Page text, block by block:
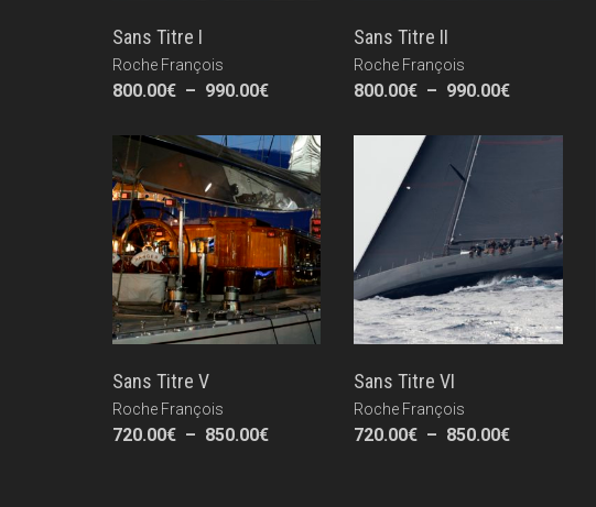
Sans Titre I
Roche François
800.00€ – 990.00€Plage
prix :
800.00€
à
990.00€
Sans Titre II
Roche François
800.00€ – 990.00€Plage
prix :
Sans Titre V
Roche François
720.00€ – 850.00€Plage
Sans Titre VI
Roche François
720.00€ – 850.00€Plage